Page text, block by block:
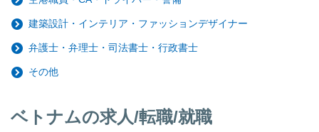
建築設計・インテリア・ファッションデザイナー
弁護士・弁理士・司法書士・行政書士
その他
ベトナムの求人/転職/就職